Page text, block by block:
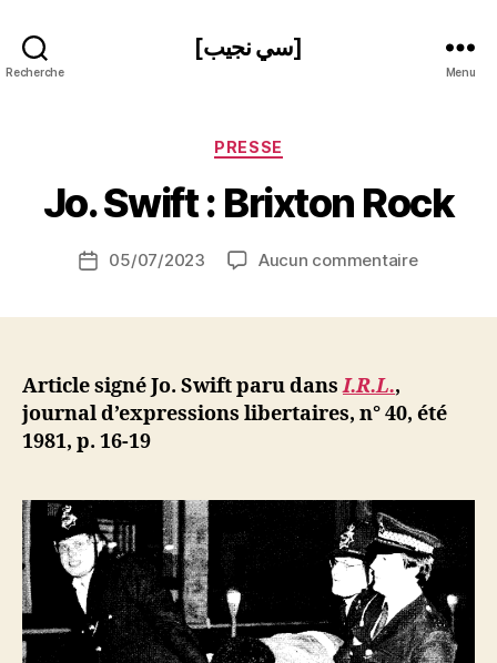
Recherche
[سي نجيب]
Menu
Catégories
PRESSE
Jo. Swift : Brixton Rock
de
S
N
Date05/07/2023 Aucun commentairesur
Article signé Jo. Swift paru dansI.R.L.,
journal d’expressions libertaires, n° 40, été
1981, p. 16-19